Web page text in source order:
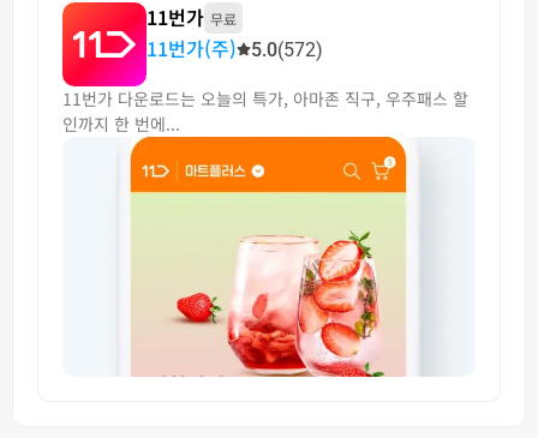
11번가 무료
11번가(주) 5.0(572)
11번가 다운로드는 오늘의 특가, 아마존 직구, 우주패스 할
인까지 한 번에...